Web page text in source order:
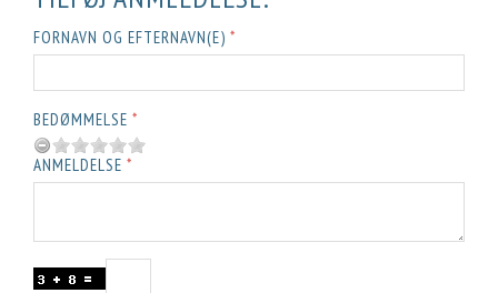
FORNAVN OG EFTERNAVN(E)
BEDØMMELSE
ANMELDELSE